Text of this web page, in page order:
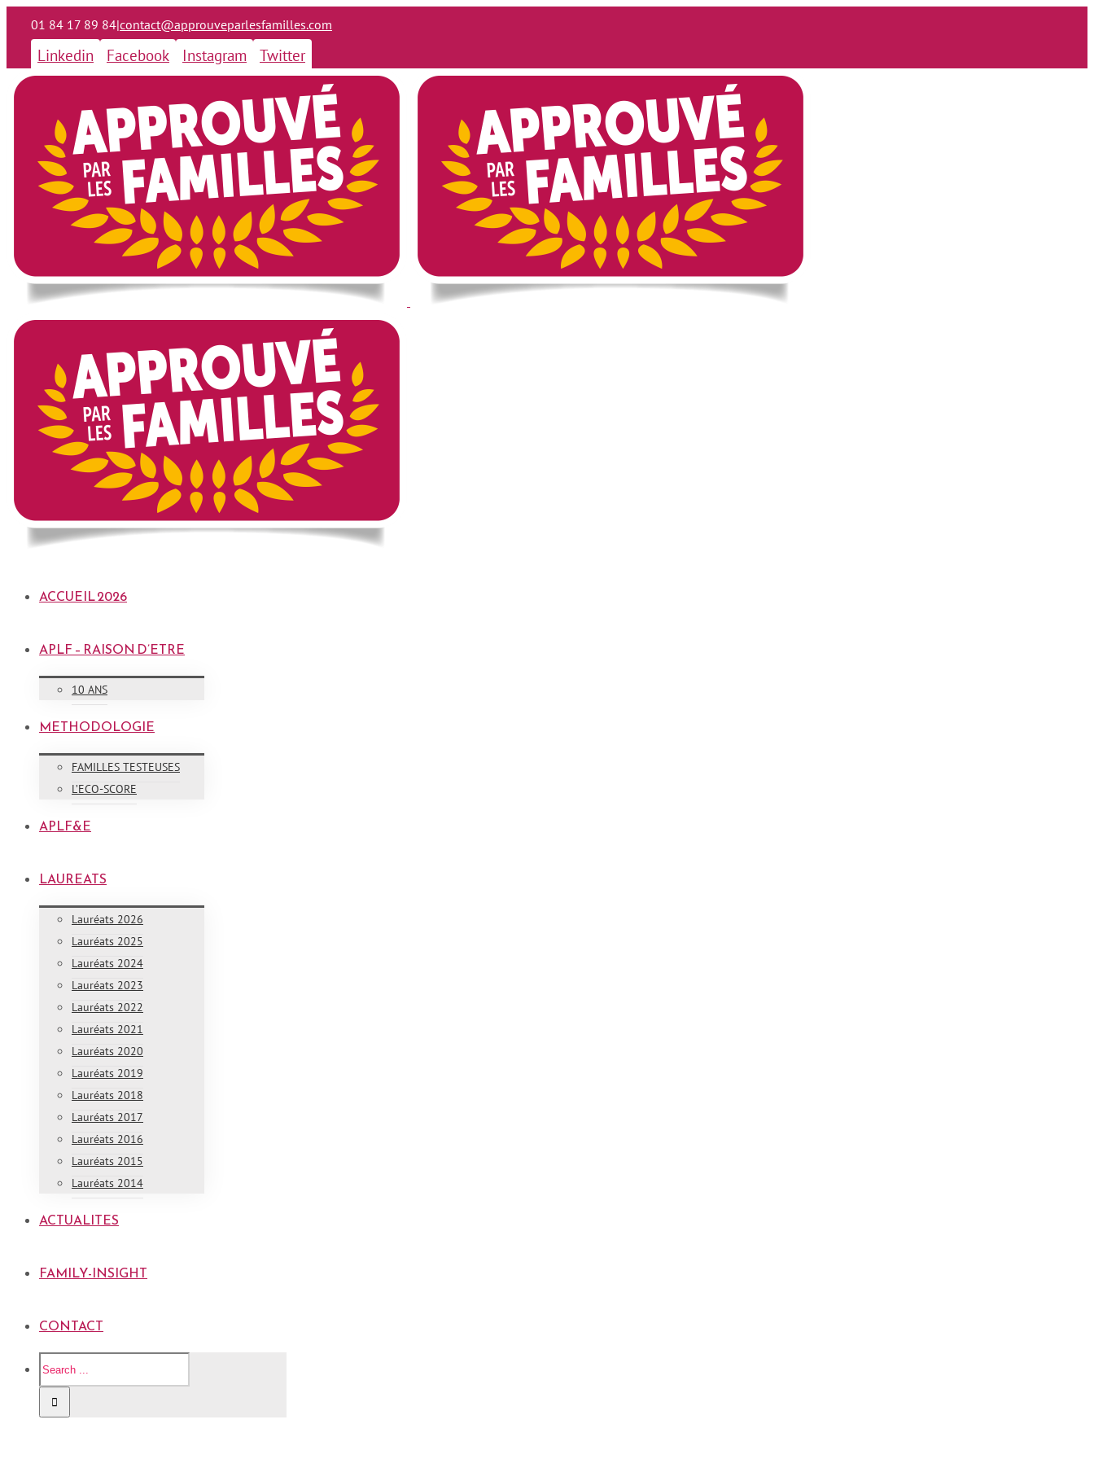
01 84 17 89 84|contact@approuveparlesfamilles.com
Linkedin Facebook Instagram Twitter
ACCUEIL 2026
APLF – RAISON D’ETRE
10 ANS
METHODOLOGIE
FAMILLES TESTEUSES
L’ECO-SCORE
APLF&E
LAUREATS
Lauréats 2026
Lauréats 2025
Lauréats 2024
Lauréats 2023
Lauréats 2022
Lauréats 2021
Lauréats 2020
Lauréats 2019
Lauréats 2018
Lauréats 2017
Lauréats 2016
Lauréats 2015
Lauréats 2014
ACTUALITES
FAMILY-INSIGHT
CONTACT